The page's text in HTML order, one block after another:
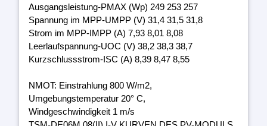
Ausgangsleistung-PMAX (Wp) 249 253 257
Spannung im MPP-UMPP (V) 31,4 31,5 31,8
Strom im MPP-IMPP (A) 7,93 8,01 8,08
Leerlaufspannung-UOC (V) 38,2 38,3 38,7
Kurzschlussstrom-ISC (A) 8,39 8,47 8,55
NMOT: Einstrahlung 800 W/m2,
Umgebungstemperatur 20° C,
Windgeschwindigkeit 1 m/s